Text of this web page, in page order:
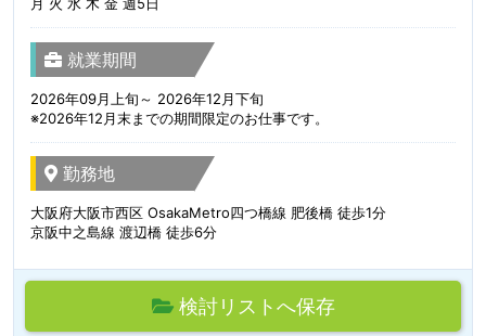
月 火 水 木 金 週5日
就業期間
2026年09月上旬～ 2026年12月下旬
※2026年12月末までの期間限定のお仕事です。
勤務地
大阪府大阪市西区 OsakaMetro四つ橋線 肥後橋 徒歩1分
京阪中之島線 渡辺橋 徒歩6分
検討リストへ保存